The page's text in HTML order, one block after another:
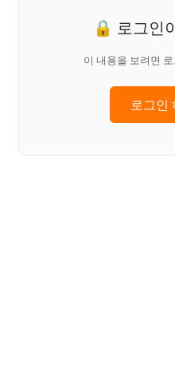
🔒 로그인
이 내용을 보려면
로그인